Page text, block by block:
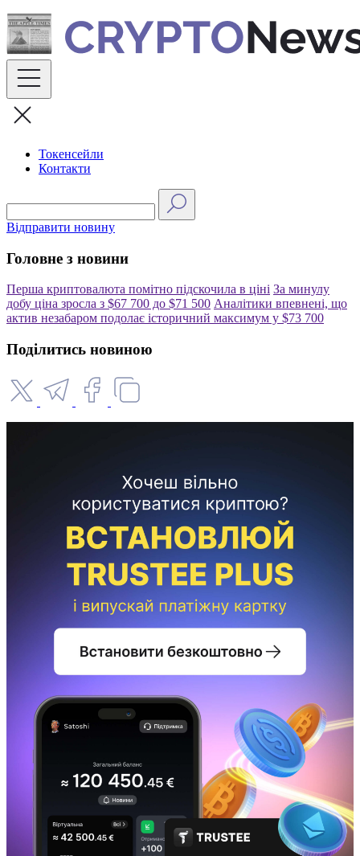
Skip
to
content
Токенсейли
Контакти
Відправити новину
Головне з новини
Перша криптовалюта помітно підскочила в ціні За минулу
добу ціна зросла з $67 700 до $71 500 Аналітики впевнені, що
актив незабаром подолає історичний максимум у $73 700
Поділитись новиною